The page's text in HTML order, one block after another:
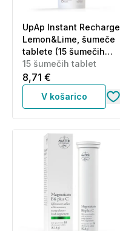
UpAp Instant Recharge
Lemon&Lime, šumeče
tablete (15 šumečih
tablet)
15 šumečih tablet
8,71 €
V košarico